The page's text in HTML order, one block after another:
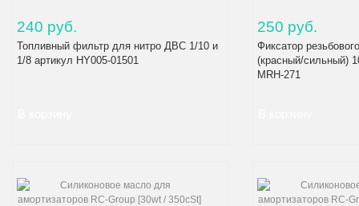
240 руб.
Топливный фильтр для нитро ДВС 1/10 и
1/8 артикул HY005-01501
250 руб.
Фиксатор
(красный/сильный)
MRH-271